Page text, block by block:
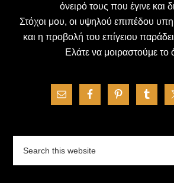
όνειρό τους που έγινε και
Στόχοι μου, οι υψηλού επιπέδου
και η προβολή του επίγειου
Ελάτε να μοιραστούμε το